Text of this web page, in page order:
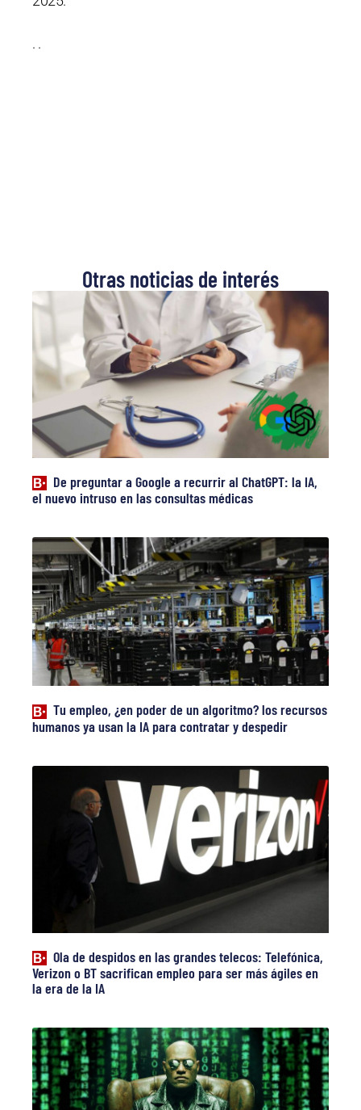
. .
Otras noticias de interés
De preguntar a Google a recurrir al ChatGPT: la IA,
el nuevo intruso en las consultas médicas
Tu empleo, ¿en poder de un algoritmo? los recursos
humanos ya usan la IA para contratar y despedir
Ola de despidos en las grandes telecos: Telefónica,
Verizon o BT sacrifican empleo para ser más ágiles en
la era de la IA